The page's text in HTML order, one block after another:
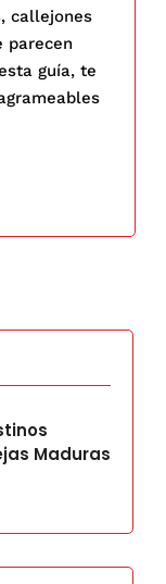
callejones
parecen
guía, te
Maduras